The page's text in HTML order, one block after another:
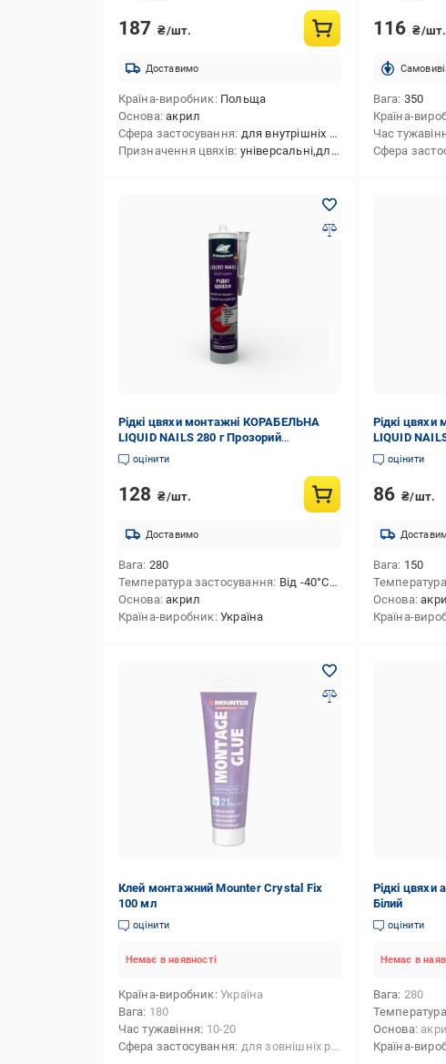
187 ₴/шт.
Доставимо
Країна-виробник Польща
Основа акрил
Сфера застосування для внутрішніх і зовнішніх робіт,універсальний,плінтуси
Призначення цвяхів універсальні,для деревини,для елементів декору
116 ₴/шт.
Вага 350
Країна-
Час
Сфера
Рідкі цвяхи монтажні КОРАБЕЛЬНА
LIQUID NAILS 280 г Прозорий
(23814160)
оцінити
128 ₴/шт.
Доставимо
Вага 280
Температура застосування Від -40°С до +80°С.
Основа акрил
Країна-виробник Україна
Рідкі
LIQUID
(23814159)
оцінити
86 ₴/шт.
Вага 150
Основа
Країна-
Клей монтажний Mounter Crystal Fix
100 мл
оцінити
Немає в наявності
Країна-виробник Україна
Вага 180
Час тужавіння 10-20
Сфера застосування для зовнішніх робіт,для внутрішніх робіт
Рідкі цвяхи
Білий
оцінити
Немає в
Вага 280
Основа
Країна-